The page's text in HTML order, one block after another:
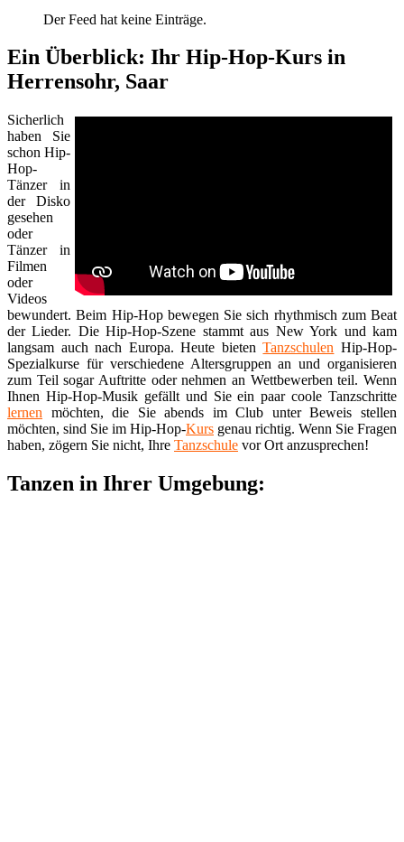
Der Feed hat keine Einträge.
Ein Überblick: Ihr Hip-Hop-Kurs in
Herrensohr, Saar
Sicherlich
haben Sie
schon Hip-
Hop-
Tänzer in
der Disko
gesehen
oder
Tänzer in
Filmen
oder
Videos
bewundert. Beim Hip-Hop bewegen Sie sich rhythmisch zum Beat
der Lieder. Die Hip-Hop-Szene stammt aus New York und kam
langsam auch nach Europa. Heute bietenTanzschulen Hip-Hop-
Spezialkurse für verschiedene Altersgruppen an und organisieren
zum Teil sogar Auftritte oder nehmen an Wettbewerben teil. Wenn
Ihnen Hip-Hop-Musik gefällt und Sie ein paar coole Tanzschritte
lernen möchten, die Sie abends im Club unter Beweis stellen
möchten, sind Sie im Hip-Hop-Kurs genau richtig. Wenn Sie Fragen
haben, zögern Sie nicht, Ihre Tanzschule vor Ort anzusprechen!
Tanzen in Ihrer Umgebung: